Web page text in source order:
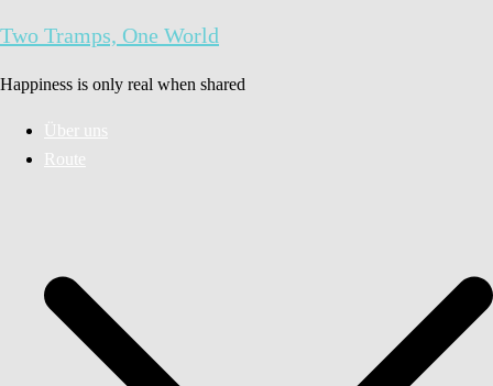
Inhalt
Two Tramps, One World
Happiness is only real when shared
Über uns
Route